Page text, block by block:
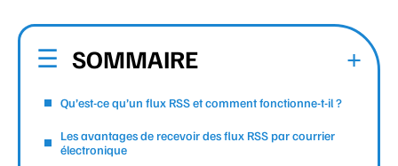
SOMMAIRE
Qu’est-ce qu’un flux RSS et comment fonctionne-t-il ?
Les avantages de recevoir des flux RSS par courrier
électronique